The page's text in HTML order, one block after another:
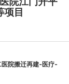
项目
院搬迁再建-医疗-